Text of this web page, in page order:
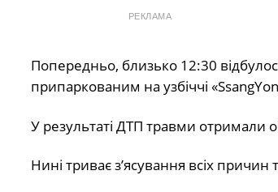
РЕКЛАМА
Попередньо, близько 12:30
припаркованим на узбіччі
У результаті ДТП травми отримали
Нині триває з’ясування всіх причин